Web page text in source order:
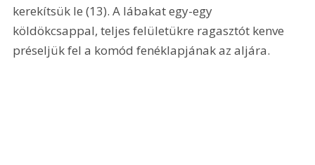
kerekítsük le (13). A lábakat egy-egy
köldökcsappal, teljes felületükre ragasztót kenve
préseljük fel a komód fenéklapjának az aljára.